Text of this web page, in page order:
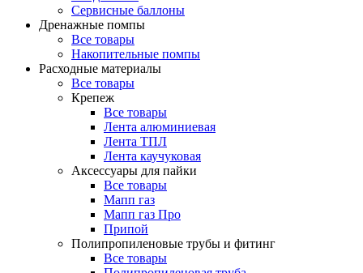
Сервисные баллоны
Дренажные помпы
Все товары
Накопительные помпы
Расходные материалы
Все товары
Крепеж
Все товары
Лента алюминиевая
Лента ТПЛ
Лента каучуковая
Аксессуары для пайки
Все товары
Мапп газ
Мапп газ Про
Припой
Полипропиленовые трубы и фитинг
Все товары